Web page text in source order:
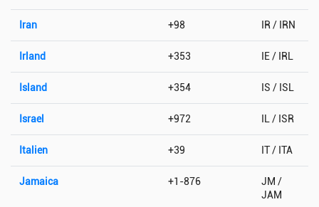
Iran +98 IR / IRN
Irland +353 IE / IRL
Island +354 IS / ISL
Israel +972 IL / ISR
Italien +39 IT / ITA
Jamaica +1-876
JM /
JAM